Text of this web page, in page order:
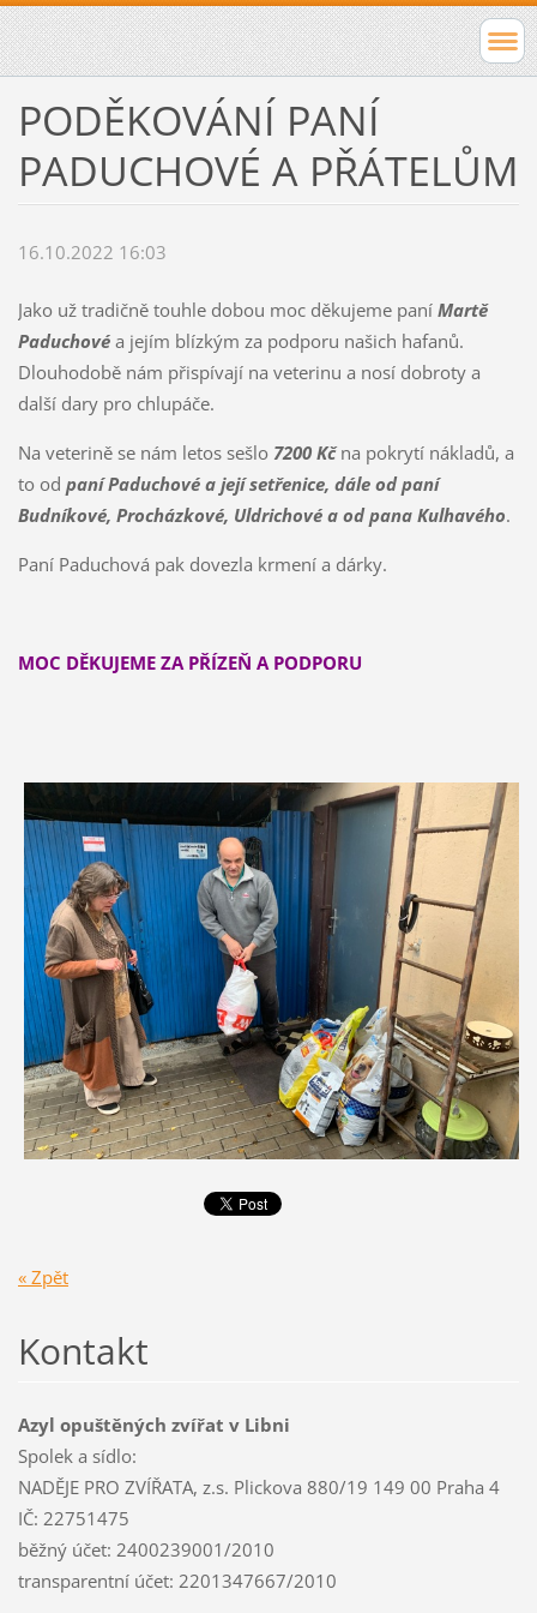
PODĚKOVÁNÍ PANÍ
PADUCHOVÉ A PŘÁTELŮM
16.10.2022 16:03
Jako už tradičně touhle dobou moc děkujeme paní Martě
Paduchovéa jejím blízkým za podporu našich hafanů.
Dlouhodobě nám přispívají na veterinu a nosí dobroty a
další dary pro chlupáče.
Na veterině se nám letos sešlo 7200 Kčna pokrytí nákladů, a
to od paní Paduchové a její setřenice, dále od paní
Budníkové, Procházkové, Uldrichové a od pana Kulhavého.
Paní Paduchová pak dovezla krmení a dárky.
MOC DĚKUJEME ZA PŘÍZEŇ A PODPORU
« Zpět
Kontakt
Azyl opuštěných zvířat v Libni
Spolek a sídlo:
NADĚJE PRO ZVÍŘATA, z.s. Plickova 880/19 149 00 Praha 4
IČ: 22751475
běžný účet: 2400239001/2010
transparentní účet: 2201347667/2010